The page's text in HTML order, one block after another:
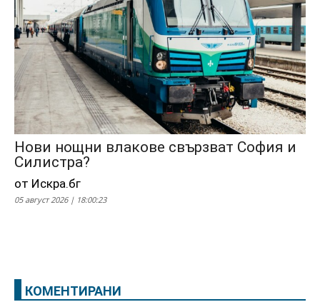
Нови нощни влакове свързват София и
Силистра?
от Искра.бг
05 август 2026 | 18:00:23
КОМЕНТИРАНИ